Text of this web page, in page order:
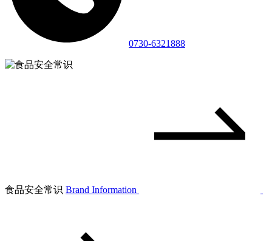
0730-6321888
食品安全常识 Brand Information